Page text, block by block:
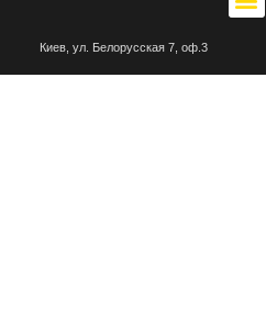
Киев, ул. Белорусская 7, оф.3